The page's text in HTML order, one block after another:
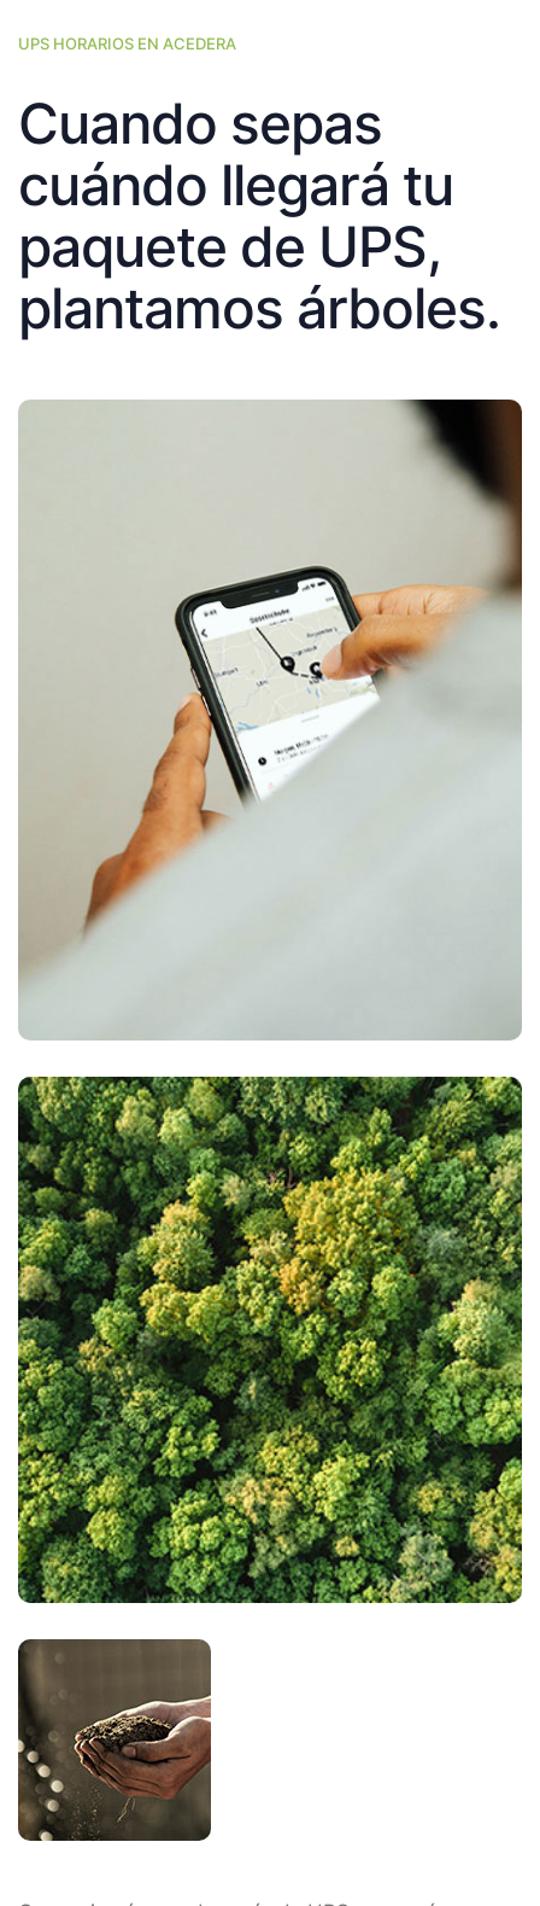
UPS HORARIOS EN ACEDERA
Cuando sepas
cuándo llegará tu
paquete de UPS,
plantamos árboles.